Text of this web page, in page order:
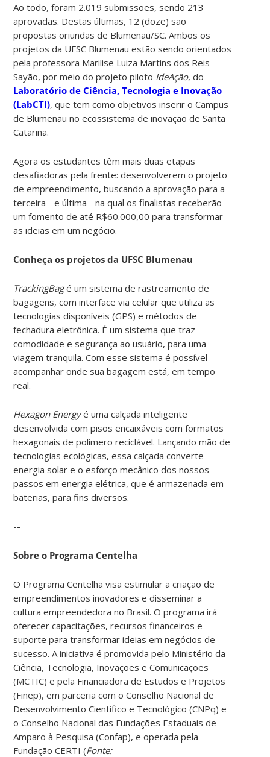
Ao todo, foram 2.019 submissões, sendo 213
aprovadas. Destas últimas, 12 (doze) são
propostas oriundas de Blumenau/SC. Ambos os
projetos da UFSC Blumenau estão sendo orientados
pela professora Marilise Luiza Martins dos Reis
Sayão, por meio do projeto piloto IdeAção, do
Laboratório de Ciência, Tecnologia e Inovação
(LabCTI), que tem como objetivos inserir o Campus
de Blumenau no ecossistema de inovação de Santa
Catarina.
Agora os estudantes têm mais duas etapas
desafiadoras pela frente: desenvolverem o projeto
de empreendimento, buscando a aprovação para a
terceira - e última - na qual os finalistas receberão
um fomento de até R$60.000,00 para transformar
as ideias em um negócio.
Conheça os projetos da UFSC Blumenau
TrackingBagé um sistema de rastreamento de
bagagens, com interface via celular que utiliza as
tecnologias disponíveis (GPS) e métodos de
fechadura eletrônica. É um sistema que traz
comodidade e segurança ao usuário, para uma
viagem tranquila. Com esse sistema é possível
acompanhar onde sua bagagem está, em tempo
real.
Hexagon Energyé uma calçada inteligente
desenvolvida com pisos encaixáveis com formatos
hexagonais de polímero reciclável. Lançando mão de
tecnologias ecológicas, essa calçada converte
energia solar e o esforço mecânico dos nossos
passos em energia elétrica, que é armazenada em
baterias, para fins diversos.
--
Sobre o Programa Centelha
O Programa Centelha visa estimular a criação de
empreendimentos inovadores e disseminar a
cultura empreendedora no Brasil. O programa irá
oferecer capacitações, recursos financeiros e
suporte para transformar ideias em negócios de
sucesso. A iniciativa é promovida pelo Ministério da
Ciência, Tecnologia, Inovações e Comunicações
(MCTIC) e pela Financiadora de Estudos e Projetos
(Finep), em parceria com o Conselho Nacional de
Desenvolvimento Científico e Tecnológico (CNPq) e
o Conselho Nacional das Fundações Estaduais de
Amparo à Pesquisa (Confap), e operada pela
Fundação CERTI (Fonte: